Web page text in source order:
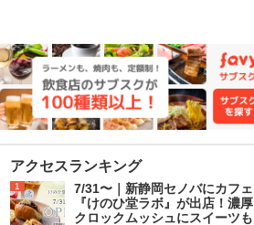
アクセスランキング
1
7/31〜｜新静岡セノバにカフェ
『けのひ堂ラボ』が出店！濃厚
クロックムッシュにスイーツも